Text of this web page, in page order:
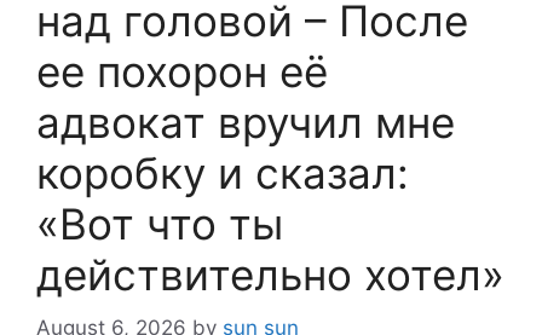
над головой – После
ее похорон её
адвокат вручил мне
коробку и сказал:
«Вот что ты
действительно хотел»
August 6, 2026 by sun sun